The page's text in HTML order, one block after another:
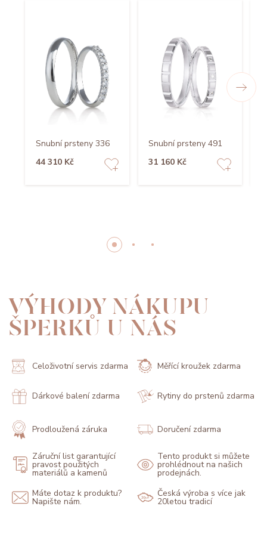
Snubní prsteny 336
44 310 Kč
Snubní prsteny 491
31 160 Kč
VÝHODY NÁKUPU
ŠPERKŮ U NÁS
Celoživotní servis zdarma Měřící kroužek zdarma
Dárkové balení zdarma Rytiny do prstenů zdarma
Prodloužená záruka Doručení zdarma
Záruční list garantující
pravost použitých
materiálů a kamenů
Tento produkt si můžete
prohlédnout na našich
prodejnách.
Máte dotaz k produktu?
Napište nám.
Česká výroba s více jak
20letou tradicí